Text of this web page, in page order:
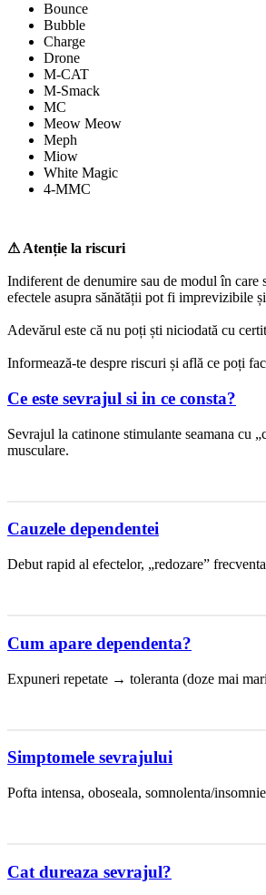
Bounce
Bubble
Charge
Drone
M-CAT
M-Smack
MC
Meow Meow
Meph
Miow
White Magic
4-MMC
⚠ Atenție la riscuri
Indiferent de denumire sau de modul în care
efectele asupra sănătății pot fi imprevizibile
Adevărul este că nu poți ști niciodată cu
Informează-te despre riscuri și află ce poți
Ce este sevrajul si in ce consta?
Sevrajul la catinone stimulante seamana cu
musculare.
Cauzele dependentei
Debut rapid al efectelor, „redozare”
Cum apare dependenta?
Expuneri repetate → toleranta (doze mai
Simptomele sevrajului
Pofta intensa, oboseala, somnolenta/
Cat dureaza sevrajul?